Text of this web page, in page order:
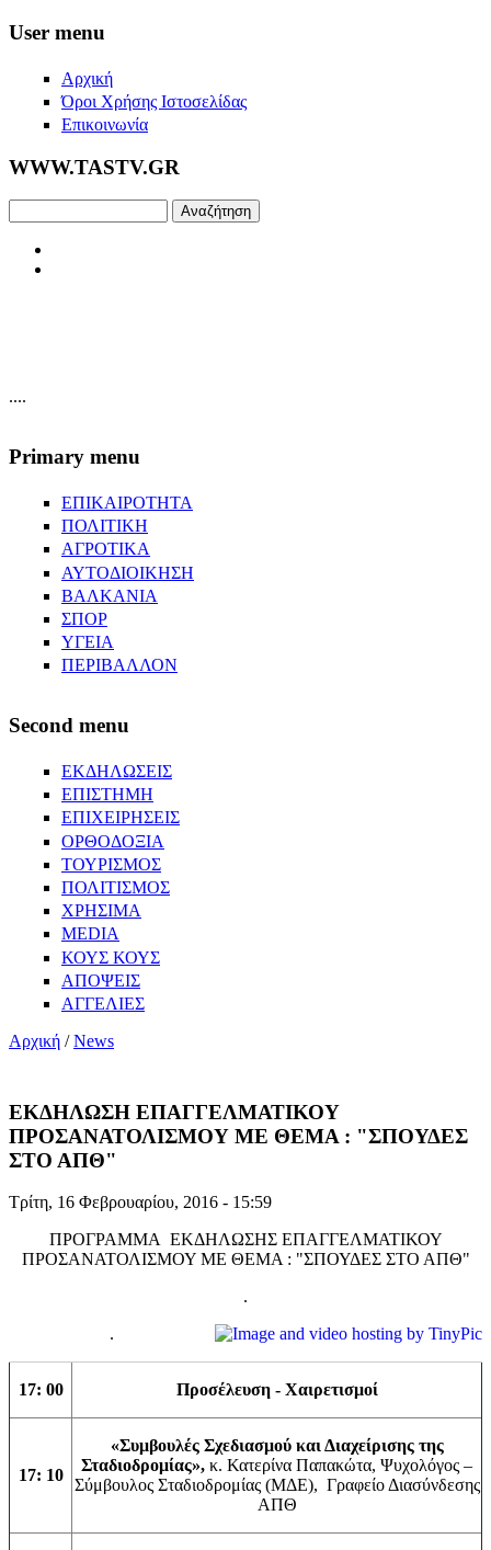
Skip to main content
User menu
Αρχική
Όροι Χρήσης Ιστοσελίδας
Επικοινωνία
WWW.TASTV.GR
....
Primary menu
ΕΠΙΚΑΙΡΟΤΗΤΑ
ΠΟΛΙΤΙΚΗ
ΑΓΡΟΤΙΚΑ
ΑΥΤΟΔΙΟΙΚΗΣΗ
ΒΑΛΚΑΝΙΑ
ΣΠΟΡ
ΥΓΕΙΑ
ΠΕΡΙΒΑΛΛΟΝ
Second menu
ΕΚΔΗΛΩΣΕΙΣ
ΕΠΙΣΤΗΜΗ
ΕΠΙΧΕΙΡΗΣΕΙΣ
ΟΡΘΟΔΟΞΙΑ
ΤΟΥΡΙΣΜΟΣ
ΠΟΛΙΤΙΣΜΟΣ
ΧΡΗΣΙΜΑ
MEDIA
ΚΟΥΣ ΚΟΥΣ
ΑΠΟΨΕΙΣ
ΑΓΓΕΛΙΕΣ
Αρχική /News
ΕΚΔΗΛΩΣΗ ΕΠΑΓΓΕΛΜΑΤΙΚΟΥ
ΠΡΟΣΑΝΑΤΟΛΙΣΜΟΥ ΜΕ ΘΕΜΑ : "ΣΠΟΥΔΕΣ
ΣΤΟ ΑΠΘ"
Τρίτη, 16 Φεβρουαρίου, 2016 - 15:59
ΠΡΟΓΡΑΜΜΑ ΕΚΔΗΛΩΣΗΣ ΕΠΑΓΓΕΛΜΑΤΙΚΟΥ
ΠΡΟΣΑΝΑΤΟΛΙΣΜΟΥ ΜΕ ΘΕΜΑ : "ΣΠΟΥΔΕΣ ΣΤΟ ΑΠΘ"
.
.
17: 00 Προσέλευση - Χαιρετισμοί
17: 10
«Συμβουλές Σχεδιασμού και Διαχείρισης της
Σταδιοδρομίας», κ. Κατερίνα Παπακώτα, Ψυχολόγος –
Σύμβουλος Σταδιοδρομίας (ΜΔΕ), Γραφείο Διασύνδεσης
ΑΠΘ